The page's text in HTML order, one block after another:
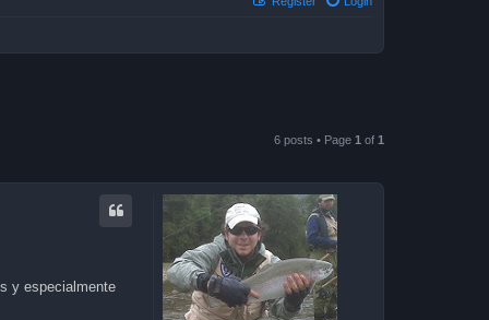
6 posts • Page 1 of 1
y especialmente